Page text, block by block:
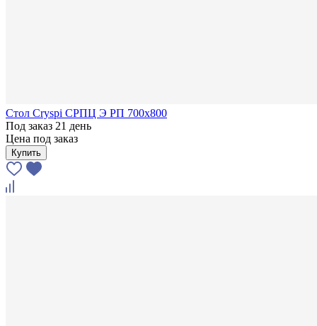
Стол Cryspi СРПЦ Э РП 700х800
Под заказ 21 день
Цена под заказ
Купить